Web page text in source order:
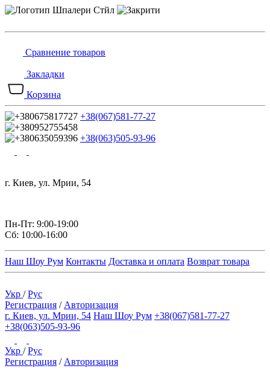
Сравнение товаров
Закладки
Корзина
+38(067)581-77-27
+38(063)505-93-96
г. Киев, ул. Мрии, 54
Пн-Пт: 9:00-19:00
Сб: 10:00-16:00
Наш Шоу Рум Контакты Доставка и оплата Возврат товара
Укр /Рус
Регистрация / Авторизация
г. Киев, ул. Мрии, 54 Наш Шоу Рум +38(067)581-77-27
+38(063)505-93-96
Укр /Рус
Регистрация / Авторизация